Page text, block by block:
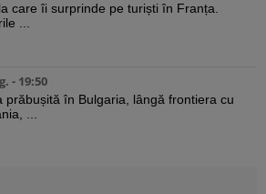
care îi surprinde pe turiști în Franța.
...
- 19:50
prăbușită în Bulgaria, lângă frontiera cu
...